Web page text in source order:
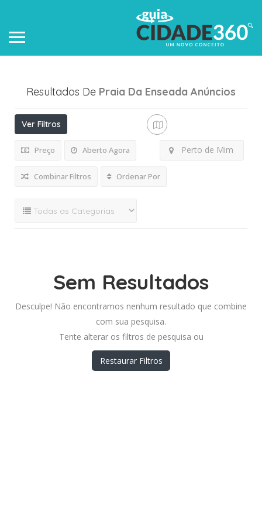
Resultados De Praia Da Enseada Anúncios
Ver Filtros
Preço Aberto Agora Perto de Mim
Combinar Filtros Ordenar Por
Sem Resultados
Desculpe! Não encontramos nenhum resultado que combine
com sua pesquisa.
Tente alterar os filtros de pesquisa ou
Restaurar Filtros